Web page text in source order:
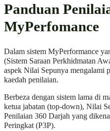
Panduan
MyPerfomance
Dalam sistem MyPerformance
(Sistem Saraan Perkhidmatan
aspek Nilai Sepunya mengalami
kaedah penilaian.
Berbeza dengan sistem lama di
ketua jabatan (top-down), Nilai
Penilaian 360 Darjah yang
Peringkat (P3P).